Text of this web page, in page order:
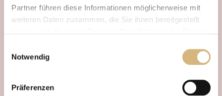
Partner führen diese Informationen möglicherweise mit
weiteren Daten zusammen, die Sie ihnen bereitgestellt
und im
mehr darüber, wer wir sind, wie Sie uns
kontaktieren können und wie wir personenbezogene
Notwendig
Präferenzen